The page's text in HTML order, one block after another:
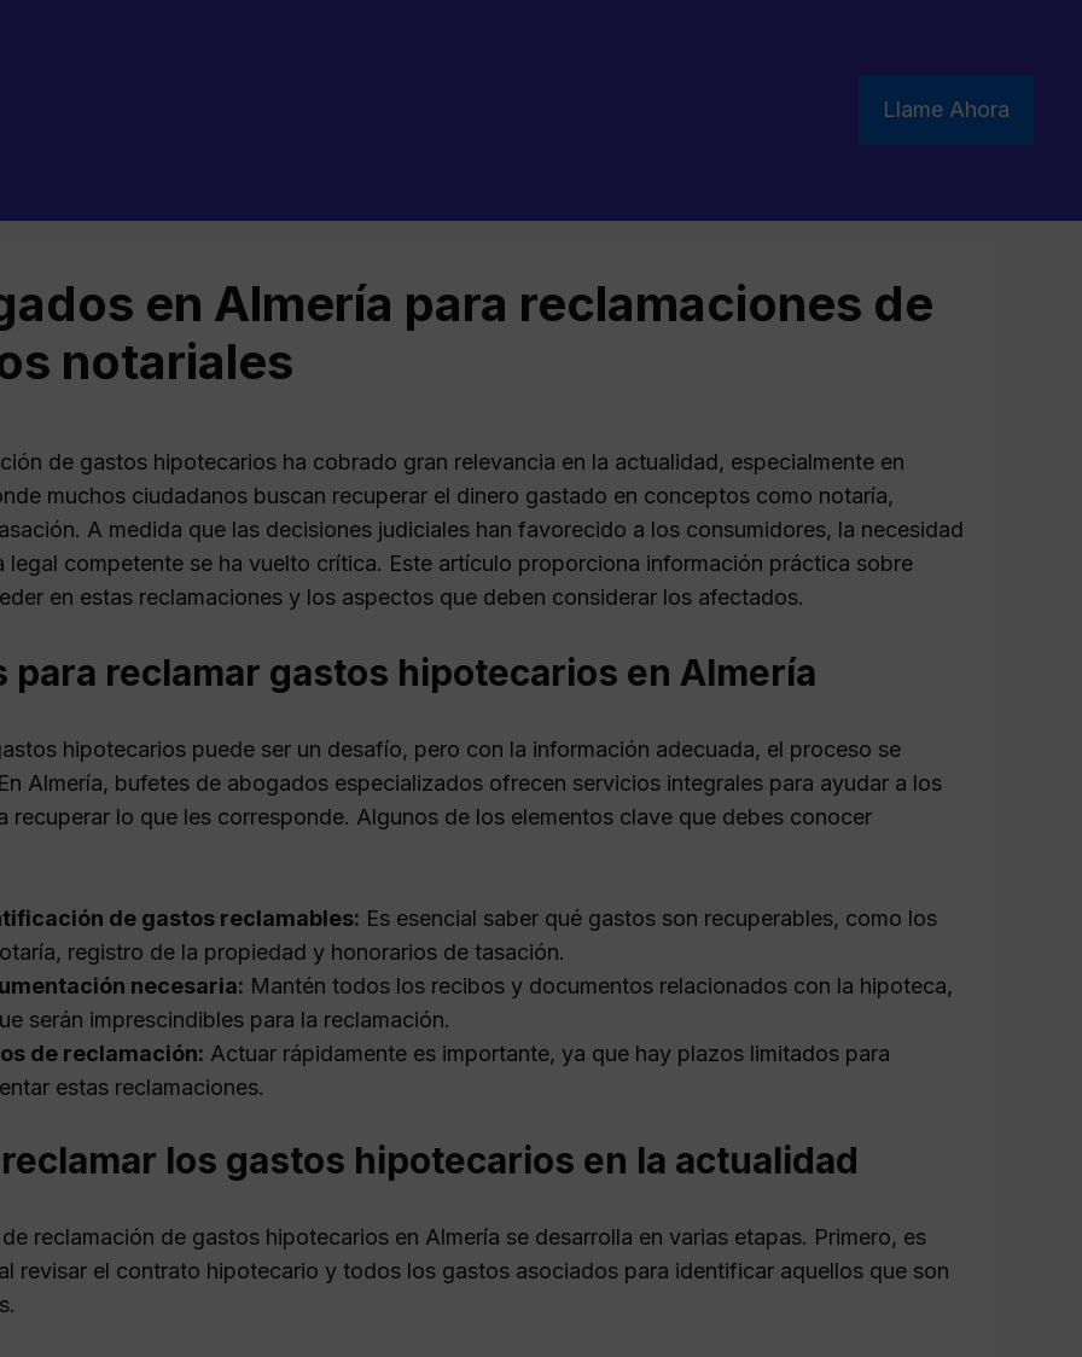
Llame Ahora
en Almería para reclamaciones de
notariales
de gastos hipotecarios ha cobrado gran relevancia en la actualidad, especialmente en
muchos ciudadanos buscan recuperar el dinero gastado en conceptos como notaría,
A medida que las decisiones judiciales han favorecido a los consumidores, la necesidad
legal competente se ha vuelto crítica. Este artículo proporciona información práctica sobre
en estas reclamaciones y los aspectos que deben considerar los afectados.
para reclamar gastos hipotecarios en Almería
hipotecarios puede ser un desafío, pero con la información adecuada, el proceso se
Almería, bufetes de abogados especializados ofrecen servicios integrales para ayudar a los
recuperar lo que les corresponde. Algunos de los elementos clave que debes conocer
de gastos reclamables: Es esencial saber qué gastos son recuperables, como los
registro de la propiedad y honorarios de tasación.
necesaria: Mantén todos los recibos y documentos relacionados con la hipoteca,
serán imprescindibles para la reclamación.
de reclamación: Actuar rápidamente es importante, ya que hay plazos limitados para
estas reclamaciones.
los gastos hipotecarios en la actualidad
reclamación de gastos hipotecarios en Almería se desarrolla en varias etapas. Primero, es
revisar el contrato hipotecario y todos los gastos asociados para identificar aquellos que son